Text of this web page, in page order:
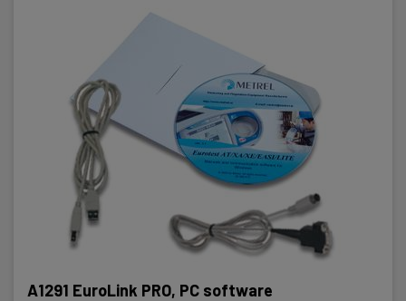
A1291 EuroLink PRO, PC software